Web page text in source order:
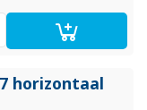
horizontaal